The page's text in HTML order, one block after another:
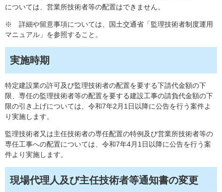
については、営業所技術者等の配置はできません。
※ 詳細や留意事項については、国土交通省「監理技術者制度運用
マニュアル」を参照すること。
実施時期
​特定建設業の許可及び監理技術者の配置を要する下請代金額の下
限、専任の監理技術者等の配置を要する建設工事の請負代金額の下
限の引き上げについては、令和7年2月1日以降に公告を行う案件よ
り実施します。
監理技術者又は主任技術者の専任配置の特例及び営業所技術者等の
専任工事への配置については、令和7年4月1日以降に公告を行う案
件より実施します。
現場代理人及び主任技術者等通知書の変更